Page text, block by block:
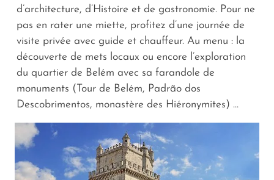
d’architecture, d’Histoire et de gastronomie. Pour ne
pas en rater une miette, profitez d’une journée de
visite privée avec guide et chauffeur. Au menu : la
découverte de mets locaux ou encore l’exploration
du quartier de Belém avec sa farandole de
monuments (Tour de Belém, Padrão dos
Descobrimentos, monastère des Hiéronymites) …